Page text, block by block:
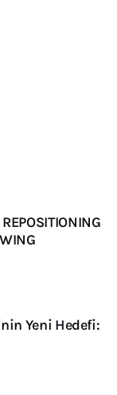
REPOSITIONING
Yeni Hedefi: